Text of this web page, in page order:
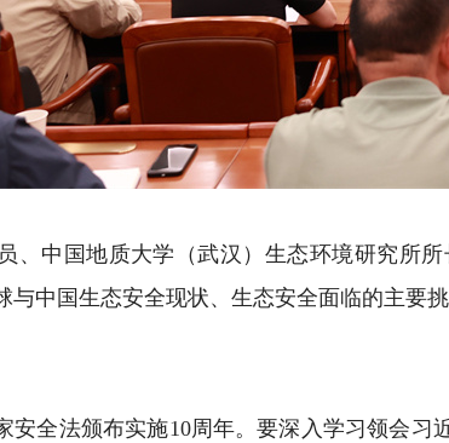
中国地质大学（武汉）生态环境研究所所
与中国生态安全现状、生态安全面临的主要
全法颁布实施10周年。要深入学习领会习